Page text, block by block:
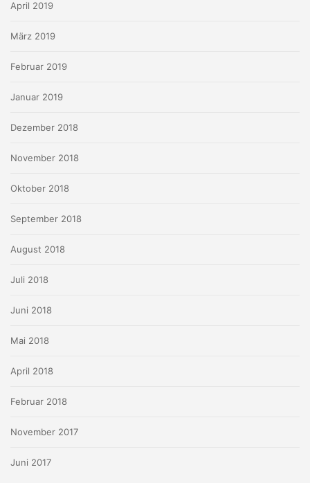
April 2019
März 2019
Februar 2019
Januar 2019
Dezember 2018
November 2018
Oktober 2018
September 2018
August 2018
Juli 2018
Juni 2018
Mai 2018
April 2018
Februar 2018
November 2017
Juni 2017